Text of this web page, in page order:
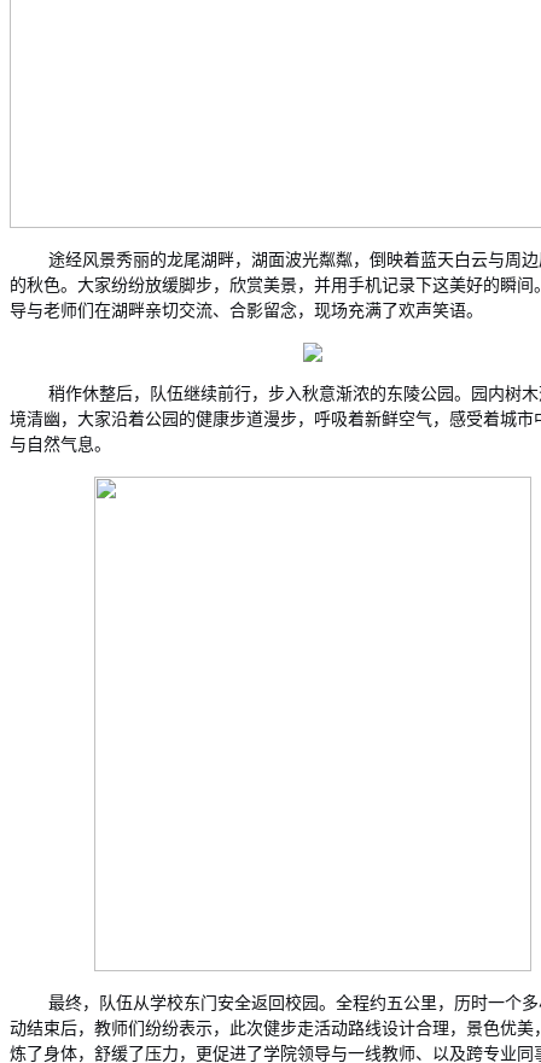
途经风景秀丽的龙尾湖畔，湖面波光粼粼，倒映着蓝天白云与周
的秋色。大家纷纷放缓脚步，欣赏美景，并用手机记录下这美好的瞬间
导与老师们在湖畔亲切交流、合影留念，现场充满了欢声笑语。
稍作休整后，队伍继续前行，步入秋意渐浓的东陵公园。园内树
境清幽，大家沿着公园的健康步道漫步，呼吸着新鲜空气，感受着城市
与自然气息。
最终，队伍从学校东门安全返回校园。全程约五公里，历时一个
动结束后，教师们纷纷表示，此次健步走活动路线设计合理，景色优美
炼了身体，舒缓了压力，更促进了学院领导与一线教师、以及跨专业同